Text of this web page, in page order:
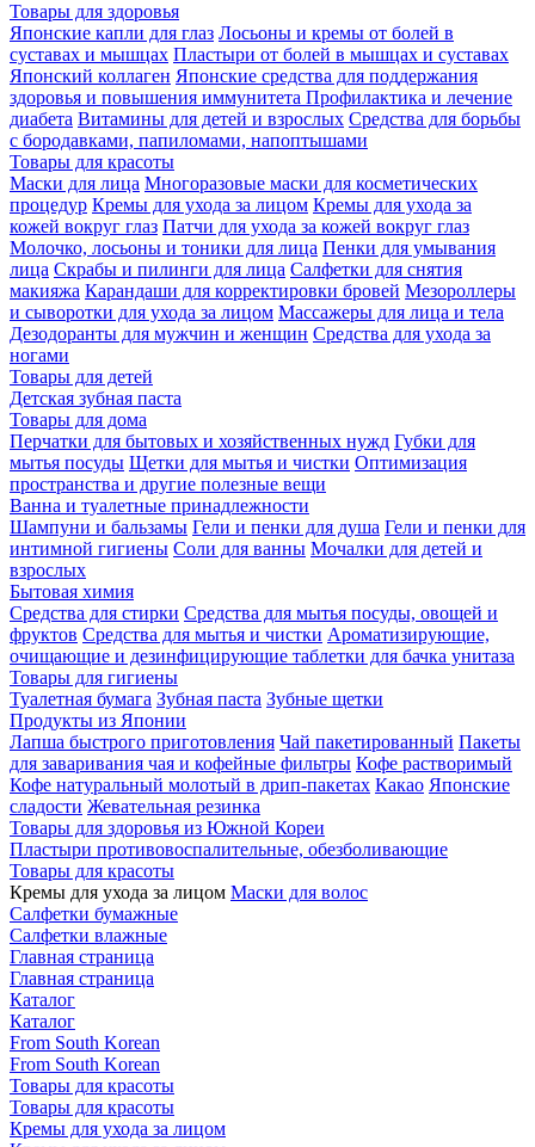
Товары для здоровья
Японские капли для глаз Лосьоны и кремы от болей в
суставах и мышцах Пластыри от болей в мышцах и суставах
Японский коллаген Японские средства для поддержания
здоровья и повышения иммунитета Профилактика и лечение
диабета Витамины для детей и взрослых Средства для борьбы
с бородавками, папиломами, напоптышами
Товары для красоты
Маски для лица Многоразовые маски для косметических
процедур Кремы для ухода за лицом Кремы для ухода за
кожей вокруг глаз Патчи для ухода за кожей вокруг глаз
Молочко, лосьоны и тоники для лица Пенки для умывания
лица Скрабы и пилинги для лица Салфетки для снятия
макияжа Карандаши для корректировки бровей Мезороллеры
и сыворотки для ухода за лицом Массажеры для лица и тела
Дезодоранты для мужчин и женщин Средства для ухода за
ногами
Товары для детей
Детская зубная паста
Товары для дома
Перчатки для бытовых и хозяйственных нужд Губки для
мытья посуды Щетки для мытья и чистки Оптимизация
пространства и другие полезные вещи
Ванна и туалетные принадлежности
Шампуни и бальзамы Гели и пенки для душа Гели и пенки для
интимной гигиены Соли для ванны Мочалки для детей и
взрослых
Бытовая химия
Средства для стирки Средства для мытья посуды, овощей и
фруктов Средства для мытья и чистки Ароматизирующие,
очищающие и дезинфицирующие таблетки для бачка унитаза
Товары для гигиены
Туалетная бумага Зубная паста Зубные щетки
Продукты из Японии
Лапша быстрого приготовления Чай пакетированный Пакеты
для заваривания чая и кофейные фильтры Кофе растворимый
Кофе натуральный молотый в дрип-пакетах Какао Японские
сладости Жевательная резинка
Товары для здоровья из Южной Кореи
Пластыри противовоспалительные, обезболивающие
Товары для красоты
Кремы для ухода за лицом Маски для волос
Салфетки бумажные
Салфетки влажные
Главная страница
Главная страница
Каталог
Каталог
From South Korean
From South Korean
Товары для красоты
Товары для красоты
Кремы для ухода за лицом